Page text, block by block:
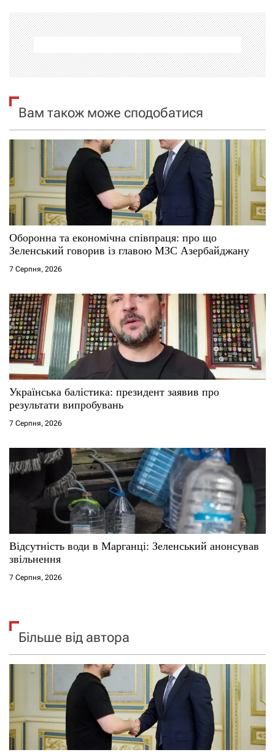
а
ц
і
я
з
а
п
и
с
і
в
Вам також може сподобатися
Оборонна та економічна співпраця: про що
Зеленський говорив із главою МЗС Азербайджану
7 Серпня, 2026
Українська балістика: президент заявив про
результати випробувань
7 Серпня, 2026
Відсутність води в Марганці: Зеленський анонсував
звільнення
7 Серпня, 2026
Більше від автора